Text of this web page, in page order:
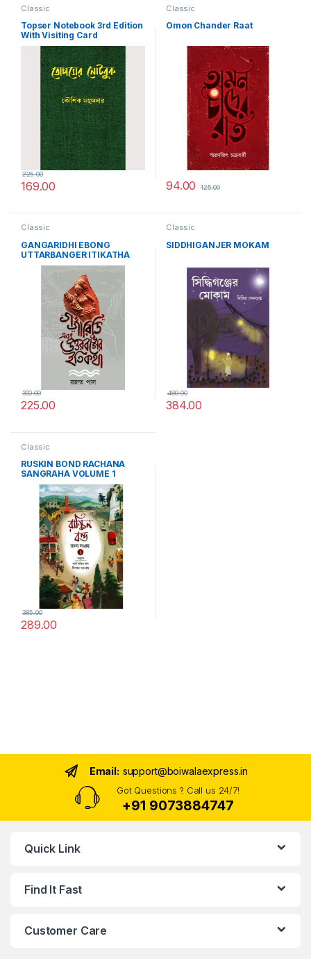
Classic
Topser Notebook 3rd Edition
With Visiting Card
169.00
225.00
Classic
Omon Chander Raat
94.00 125.00
Classic
GANGARIDHI EBONG
UTTARBANGER ITIKATHA
225.00
300.00
Classic
SIDDHIGANJER MOKAM
384.00
480.00
Classic
RUSKIN BOND RACHANA
SANGRAHA VOLUME 1
289.00
385.00
Email: support@boiwalaexpress.in
Got Questions ? Call us 24/7!
+91 9073884747
Quick Link
Find It Fast
Customer Care